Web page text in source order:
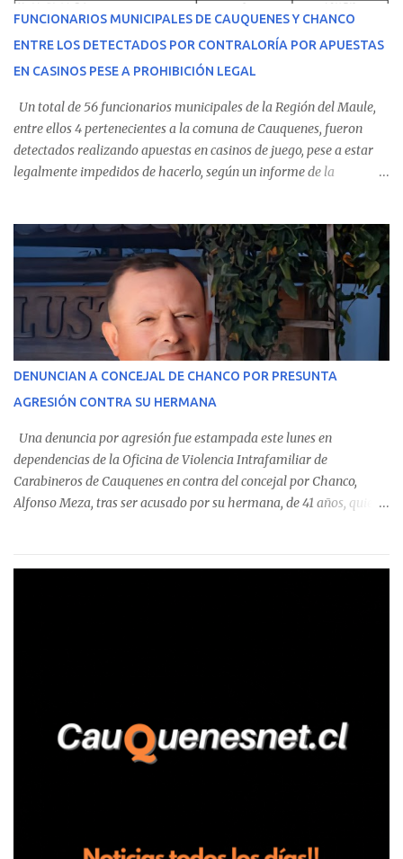
recibir atención especializada en el centro de destino. Apenas se
conoció la gravedad de su condición, sus padres —residentes en
Villarrica— se trasladaron a Cauquenes con la esperanza de una
evolución favorable. No obstante, alrededo...
FUNCIONARIOS MUNICIPALES DE CAUQUENES Y CHANCO
ENTRE LOS DETECTADOS POR CONTRALORÍA POR APUESTAS
EN CASINOS PESE A PROHIBICIÓN LEGAL
Un total de 56 funcionarios municipales de la Región del Maule,
entre ellos 4 pertenecientes a la comuna de Cauquenes, fueron
detectados realizando apuestas en casinos de juego, pese a estar
legalmente impedidos de hacerlo, según un informe de la
estableció que estos funcionarios —quienes administran o
custodian fondos públicos— efectuaron transacciones por un
monto total de $116.075.918 entre enero de 2024 y junio de 2025.
En el detalle regional, se indica que en la comuna de Cauquenes se
identificó a cuatro funcionarios involucrados en este tipo de
operaciones. Asimismo, se precisa que uno de los casos
corresponde a un funcionario de la Municipalidad de Chanco,
detectaron incumplimientos a la normativa vigente. El informe
precisa que la mayor cantidad de dinero apostado se registró en
Talca, donde...
DENUNCIAN A CONCEJAL DE CHANCO POR PRESUNTA
AGRESIÓN CONTRA SU HERMANA
Una denuncia por agresión fue estampada este lunes en
dependencias de la Oficina de Violencia Intrafamiliar de
Carabineros de Cauquenes en contra del concejal por Chanco,
Alfonso Meza, tras ser acusado por su hermana, de 41 años, quien
relató que los hechos ocurrieron cerca de las 11:30 horas en el
trabajadores, el edil descendió del vehículo y, en medio de la
confrontación, la habría tomado de los hombros, empujado al
suelo y agredido con golpes de pies y manos, mientr...